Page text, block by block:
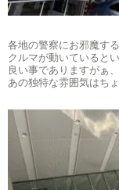
各地の警察にお邪魔す
クルマが動いているとい
良い事でありますがぁ、
あの独特な雰囲気はち